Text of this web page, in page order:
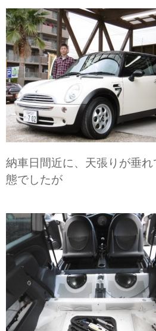
納車日間近に、天張りが垂
態でしたが